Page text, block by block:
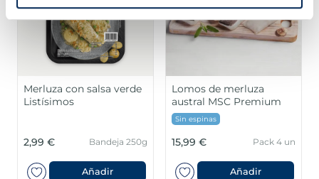
Merluza con salsa verde
Listísimos
2,99 € Bandeja 250g
Añadir
Lomos de merluza
austral MSC Premium
Sin espinas
15,99 € Pack 4 un
Añadir